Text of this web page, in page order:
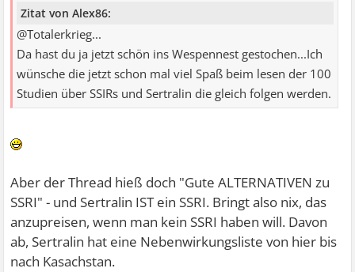
Zitat von Alex86:
@Totalerkrieg...
Da hast du ja jetzt schön ins Wespennest gestochen...Ich
wünsche die jetzt schon mal viel Spaß beim lesen der 100
Studien über SSIRs und Sertralin die gleich folgen werden.
Aber der Thread hieß doch "Gute ALTERNATIVEN zu
SSRI" - und Sertralin IST ein SSRI. Bringt also nix, das
anzupreisen, wenn man kein SSRI haben will. Davon
ab, Sertralin hat eine Nebenwirkungsliste von hier bis
nach Kasachstan.